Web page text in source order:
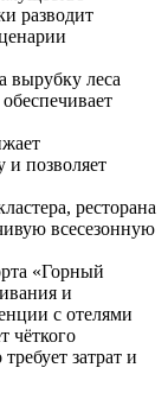
разводит
вырубку леса
и позволяет
ресторана
всесезонную
«Горный
и
с отелями
чёткого
затрат и